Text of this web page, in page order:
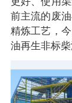
前主流的废
精炼工艺，
油再生非标柴